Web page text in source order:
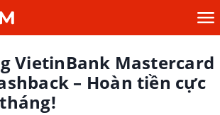
VietinBank Mastercard
– Hoàn tiền cực